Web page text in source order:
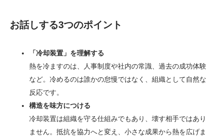
お話しする3つのポイント
「冷却装置」を理解する
熱を冷ますのは、人事制度や社内の常識、過去の成功体験
など。冷めるのは誰かの怠慢ではなく、組織として自然な
反応です。
構造を味方につける
冷却装置は組織を守る仕組みでもあり、壊す相手ではあり
ません。抵抗を協力へと変え、小さな成果から熱を広げま